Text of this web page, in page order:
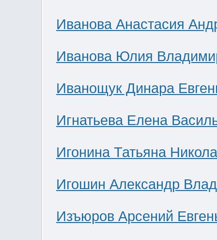
Иванова Анастасия
Иванова Юлия
Иванощук Динара
Игнатьева Елена
Игонина Татьяна
Игошин Александр
Изъюров Арсений